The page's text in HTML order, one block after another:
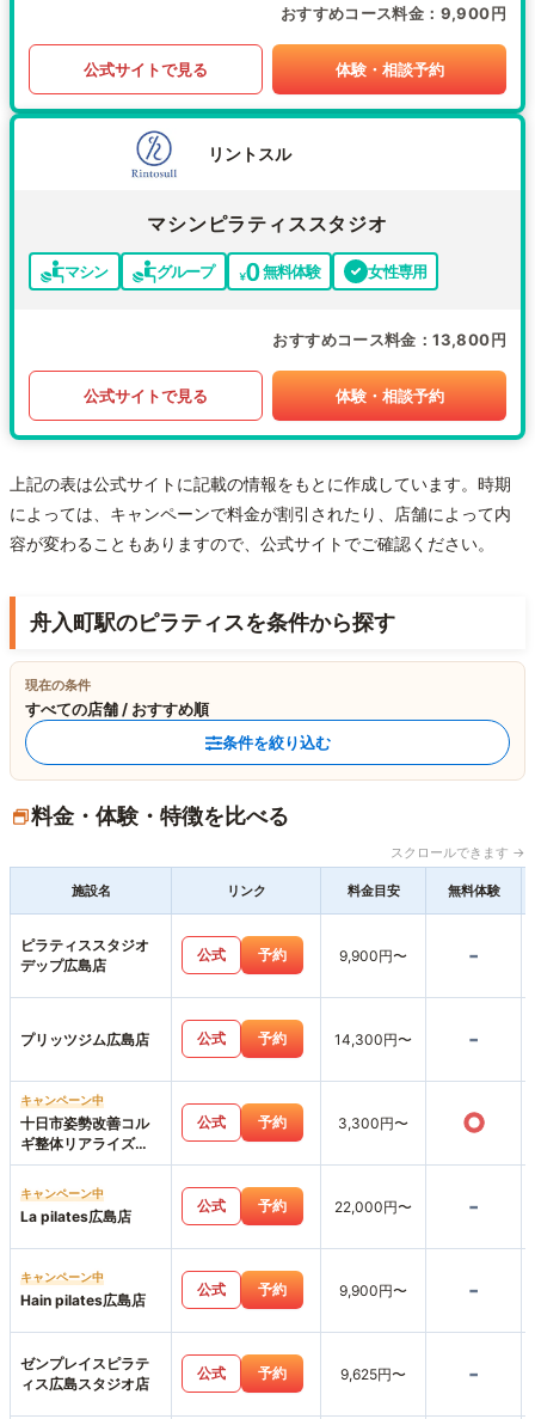
おすすめコース料金 9,900円
公式サイトで見る 体験・相談予約
リントスル
マシンピラティススタジオ
マシン グループ 無料体験 女性専用
おすすめコース料金 13,800円
公式サイトで見る 体験・相談予約
上記の表は公式サイトに記載の情報をもとに作成しています。時期
によっては、キャンペーンで料金が割引されたり、店舗によって内
容が変わることもありますので、公式サイトでご確認ください。
舟入町駅のピラティスを条件から探す
現在の条件
すべての店舗 / おすすめ順
条件を絞り込む
料金・体験・特徴を比べる
スクロールできます →
施設名 リンク 料金目安 無料体験
ピラティススタジオ
デップ広島店
公式 予約 9,900円〜 -
プリッツジム広島店 公式 予約 14,300円〜 -
キャンペーン中
十日市姿勢改善コル
ギ整体リアライズ
【パーソナルジムリ
アライズ】LIARAISE
公式 予約 3,300円〜 ○
キャンペーン中
La pilates広島店
公式 予約 22,000円〜 -
キャンペーン中
Hain pilates広島店
公式 予約 9,900円〜 -
ゼンプレイスピラテ
ィス広島スタジオ店
公式 予約 9,625円〜 -